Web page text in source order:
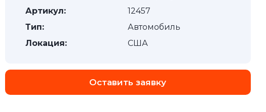
Артикул:
12457
Тип:
Автомобиль
Локация:
США
Оставить заявку